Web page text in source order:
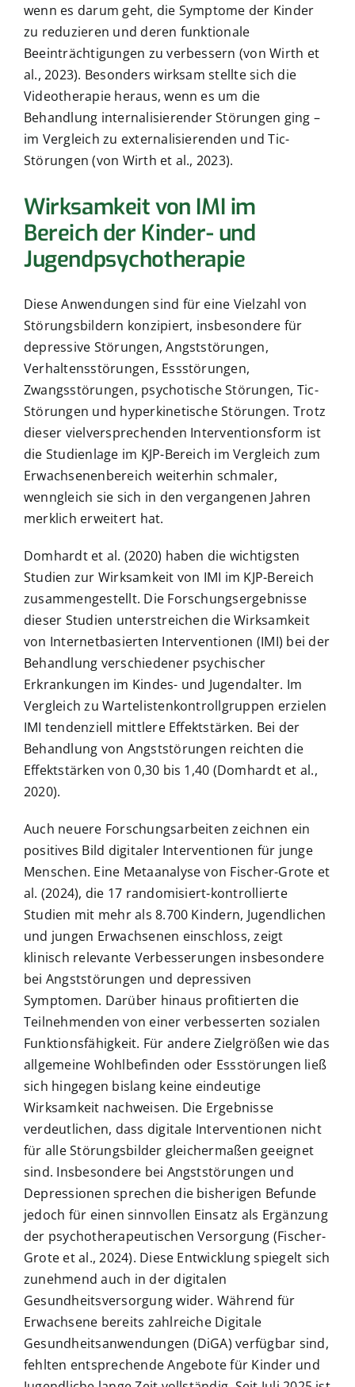
wenn es darum geht, die Symptome der Kinder
zu reduzieren und deren funktionale
Beeinträchtigungen zu verbessern (von Wirth et
al., 2023). Besonders wirksam stellte sich die
Videotherapie heraus, wenn es um die
Behandlung internalisierender Störungen ging –
im Vergleich zu externalisierenden und Tic-
Störungen (von Wirth et al., 2023).
Wirksamkeit von IMI im
Bereich der Kinder- und
Jugendpsychotherapie
Diese Anwendungen sind für eine Vielzahl von
Störungsbildern konzipiert, insbesondere für
depressive Störungen, Angststörungen,
Verhaltensstörungen, Essstörungen,
Zwangsstörungen, psychotische Störungen, Tic-
Störungen und hyperkinetische Störungen. Trotz
dieser vielversprechenden Interventionsform ist
die Studienlage im KJP-Bereich im Vergleich zum
Erwachsenenbereich weiterhin schmaler,
wenngleich sie sich in den vergangenen Jahren
merklich erweitert hat.
Domhardt et al. (2020) haben die wichtigsten
Studien zur Wirksamkeit von IMI im KJP-Bereich
zusammengestellt. Die Forschungsergebnisse
dieser Studien unterstreichen die Wirksamkeit
von Internetbasierten Interventionen (IMI) bei der
Behandlung verschiedener psychischer
Erkrankungen im Kindes- und Jugendalter. Im
Vergleich zu Wartelistenkontrollgruppen erzielen
IMI tendenziell mittlere Effektstärken. Bei der
Behandlung von Angststörungen reichten die
Effektstärken von 0,30 bis 1,40 (Domhardt et al.,
2020).
Auch neuere Forschungsarbeiten zeichnen ein
positives Bild digitaler Interventionen für junge
Menschen. Eine Metaanalyse von Fischer-Grote et
al. (2024), die 17 randomisiert-kontrollierte
Studien mit mehr als 8.700 Kindern, Jugendlichen
und jungen Erwachsenen einschloss, zeigt
klinisch relevante Verbesserungen insbesondere
bei Angststörungen und depressiven
Symptomen. Darüber hinaus profitierten die
Teilnehmenden von einer verbesserten sozialen
Funktionsfähigkeit. Für andere Zielgrößen wie das
allgemeine Wohlbefinden oder Essstörungen ließ
sich hingegen bislang keine eindeutige
Wirksamkeit nachweisen. Die Ergebnisse
verdeutlichen, dass digitale Interventionen nicht
für alle Störungsbilder gleichermaßen geeignet
sind. Insbesondere bei Angststörungen und
Depressionen sprechen die bisherigen Befunde
jedoch für einen sinnvollen Einsatz als Ergänzung
der psychotherapeutischen Versorgung (Fischer-
Grote et al., 2024). Diese Entwicklung spiegelt sich
zunehmend auch in der digitalen
Gesundheitsversorgung wider. Während für
Erwachsene bereits zahlreiche Digitale
Gesundheitsanwendungen (DiGA) verfügbar sind,
fehlten entsprechende Angebote für Kinder und